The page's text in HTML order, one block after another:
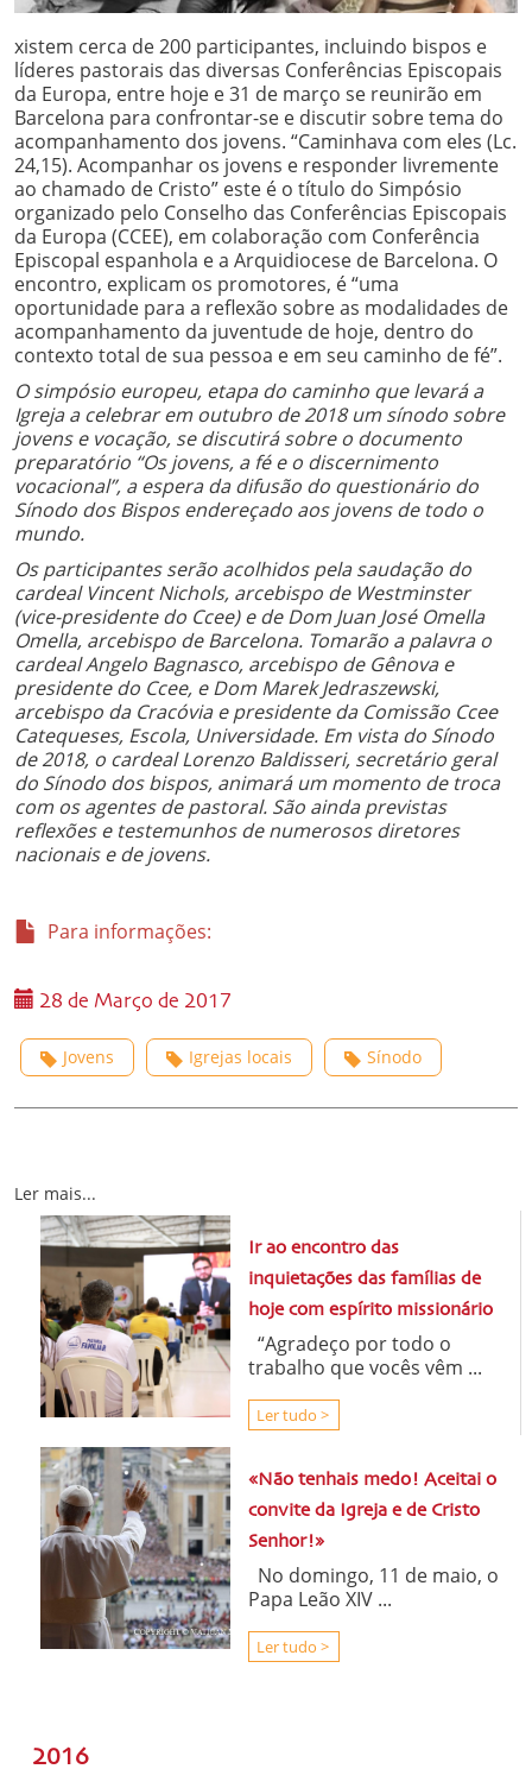
xistem cerca de 200 participantes, incluindo bispos e
líderes pastorais das diversas Conferências Episcopais
da Europa, entre hoje e 31 de março se reunirão em
Barcelona para confrontar-se e discutir sobre tema do
acompanhamento dos jovens. “Caminhava com eles (Lc.
24,15). Acompanhar os jovens e responder livremente
ao chamado de Cristo” este é o título do Simpósio
organizado pelo Conselho das Conferências Episcopais
da Europa (CCEE), em colaboração com Conferência
Episcopal espanhola e a Arquidiocese de Barcelona. O
encontro, explicam os promotores, é “uma
oportunidade para a reflexão sobre as modalidades de
acompanhamento da juventude de hoje, dentro do
contexto total de sua pessoa e em seu caminho de fé”.
O simpósio europeu, etapa do caminho que levará a
Igreja a celebrar em outubro de 2018 um sínodo sobre
jovens e vocação, se discutirá sobre o documento
preparatório “Os jovens, a fé e o discernimento
vocacional”, a espera da difusão do questionário do
Sínodo dos Bispos endereçado aos jovens de todo o
mundo.
Os participantes serão acolhidos pela saudação do
cardeal Vincent Nichols, arcebispo de Westminster
(vice-presidente do Ccee) e de Dom Juan José Omella
Omella, arcebispo de Barcelona. Tomarão a palavra o
cardeal Angelo Bagnasco, arcebispo de Gênova e
presidente do Ccee, e Dom Marek Jedraszewski,
arcebispo da Cracóvia e presidente da Comissão Ccee
Catequeses, Escola, Universidade. Em vista do Sínodo
de 2018, o cardeal Lorenzo Baldisseri, secretário geral
do Sínodo dos bispos, animará um momento de troca
com os agentes de pastoral. São ainda previstas
reflexões e testemunhos de numerosos diretores
nacionais e de jovens.
Para informações:
28 de Março de 2017
Jovens Igrejas locais Sínodo
Ler mais...
Ir ao encontro das
inquietações das famílias de
hoje com espírito missionário
“Agradeço por todo o
trabalho que vocês vêm ...
Ler tudo >
«Não tenhais medo! Aceitai o
convite da Igreja e de Cristo
Senhor!»
No domingo, 11 de maio, o
Papa Leão XIV ...
Ler tudo >
2016